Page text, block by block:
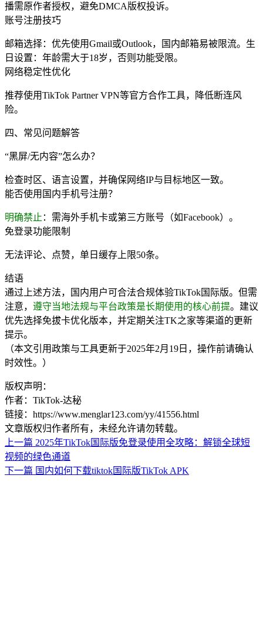
播需原作者授权，避免DMCA版权投诉。
账号注册技巧
邮箱选择：优先使用Gmail或Outlook，国内邮箱易被限流。生
日设置：年龄需大于18岁，否则功能受限。
网络稳定性优化
推荐使用TikTok Partner VPN等官方合作工具，降低断连风
险。
四、常见问题解答
“黑屏/无内容”怎么办？
检查时区、语言设置，并确保网络IP与目标地区一致。
能否使用国内手机号注册？
明确禁止 ：需海外手机卡或第三方账号（如Facebook）。
免登录功能限制
无法评论、点赞，单日缓存上限50条。
结语
通过上述方法，国内用户可合法合规体验TikTok国际版。但需
注意， 遵守当地法规与平台政策是长期使用的核心前提。建议
优先选择免拔卡优化版本，并定期关注TK之家等渠道的更新
提示。
（本文引用政策与工具更新于2025年2月19日，操作前请确认
时效性。）
版权声明：
作者：TikTok-达秘
链接：https://www.menglar123.com/yy/41556.html
文章版权归作者所有，未经允许请勿转载。
上一篇 2025年TikTok国际版免登录使用全攻略：解锁全球短
视频的绿色通道
下一篇 国内如何下载tiktok国际版TikTok APK